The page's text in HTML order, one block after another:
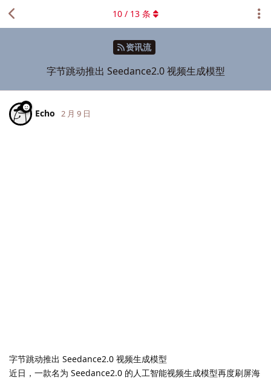
资讯流
字节跳动推出 Seedance2.0 视频生成模型
10 / 13 条
Echo 2 月 9 日
字节跳动推出 Seedance2.0 视频生成模型
近日，一款名为 Seedance2.0 的人工智能视频生成模型再度刷屏海